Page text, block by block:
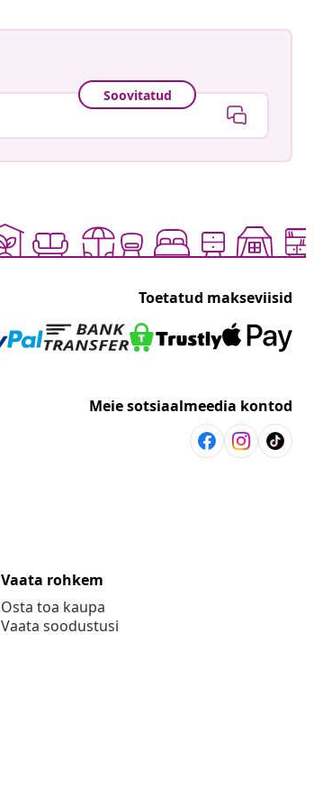
Soovitatud
Toetatud makseviisid
Meie sotsiaalmeedia kontod
Vaata rohkem
Osta toa kaupa
Vaata soodustusi